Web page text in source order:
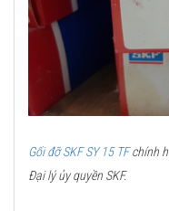
Gối đỡ SKF SY 15 TFchính
Đại lý ủy quyền SKF.